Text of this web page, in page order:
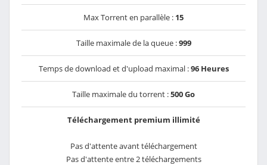
Max Torrent en parallèle : 15
Taille maximale de la queue :999
Temps de download et d'upload maximal :96 Heures
Taille maximale du torrent :500 Go
Téléchargement premium illimité
Pas d'attente avant téléchargement
Pas d'attente entre 2 téléchargements